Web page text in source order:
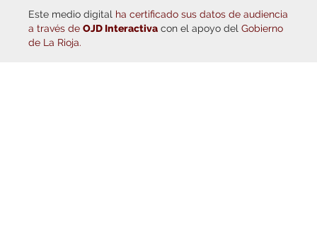
Este medio digital ha certificado sus datos de audiencia
a través de OJD Interactiva con el apoyo del Gobierno
de La Rioja.